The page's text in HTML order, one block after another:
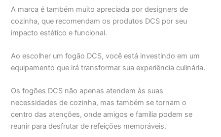
A marca é também muito apreciada por designers de
cozinha, que recomendam os produtos DCS por seu
impacto estético e funcional.
Ao escolher um fogão DCS, você está investindo em um
equipamento que irá transformar sua experiência culinária.
Os fogões DCS não apenas atendem às suas
necessidades de cozinha, mas também se tornam o
centro das atenções, onde amigos e família podem se
reunir para desfrutar de refeições memoráveis.